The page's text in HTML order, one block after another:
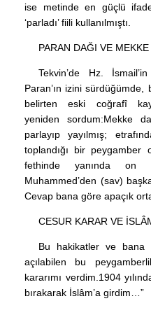
ise metinde en güçlü
‘parladı’ fiili kullanılmıştı.
PARAN DAĞI VE MEKKE
Tekvin’de Hz.
Paran’ın izini
belirten eski coğrafî
yeniden sordum:Mekke
parlayıp yayılmış;
toplandığı bir peygamber
fethinde yanında on
Muhammed’den (sav)
Cevap bana göre apaçık
CESUR KARAR VE
Bu hakikatler ve bana
açılabilen bu
kararımı verdim.1904
bırakarak İslâm’a girdim…”